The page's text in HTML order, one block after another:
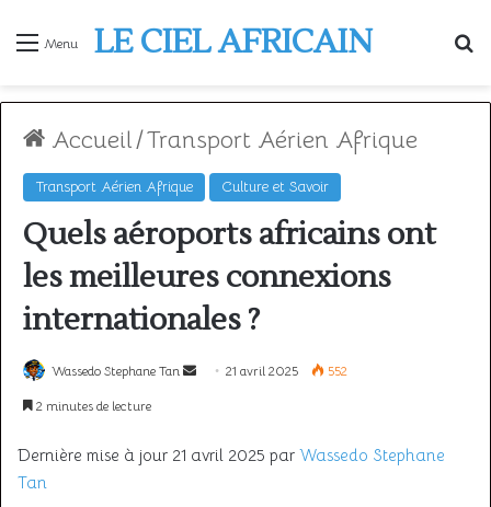
Menu LE CIEL AFRICAIN
Accueil/Transport Aérien Afrique
Transport Aérien Afrique Culture et Savoir
Quels aéroports africains ont
les meilleures connexions
internationales ?
Wassedo Stephane Tan
Envoyer21 avril 2025 552
2 minutes de lecture
Dernière mise à jour 21 avril 2025 par Wassedo Stephane
Tan